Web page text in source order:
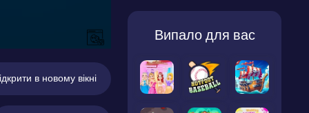
в новому вікні
Випало для вас